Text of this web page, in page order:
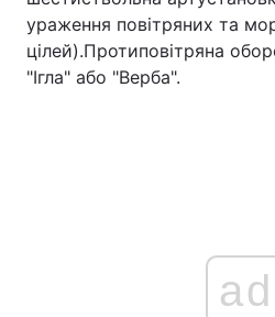
ураження повітряних та
цілей).Протиповітряна
"Ігла" або "Верба".
ad